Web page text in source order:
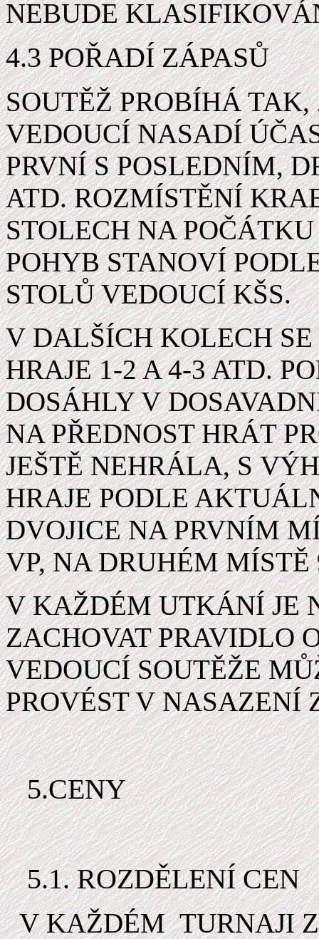
NEBUDE
4.3 POŘADÍ ZÁPASŮ
SOUTĚŽ PROBÍHÁ
VEDOUCÍ NASADÍ
PRVNÍ S POSLEDNÍM,
ATD. ROZMÍSTĚNÍ
STOLECH NA
POHYB STANOVÍ
STOLŮ VEDOUCÍ KŠS.
V DALŠÍCH KOLECH
HRAJE 1-2 A 4-3 ATD.
DOSÁHLY V
NA PŘEDNOST HRÁT
JEŠTĚ NEHRÁLA, S
HRAJE PODLE
DVOJICE NA PRVNÍM
VP, NA DRUHÉM
V KAŽDÉM UTKÁNÍ JE
ZACHOVAT PRAVIDLO
VEDOUCÍ SOUTĚŽE
PROVÉST V NASAZENÍ
5.CENY
5.1. ROZDĚLENÍ CEN
V KAŽDÉM TURNAJI